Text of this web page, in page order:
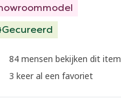
Gecureerd
84 mensen bekijken dit item
3 keer al een favoriet